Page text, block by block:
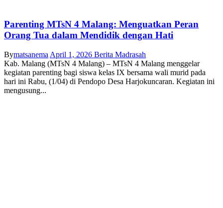
Parenting MTsN 4 Malang: Menguatkan Peran
Orang Tua dalam Mendidik dengan Hati
Bymatsanema April 1, 2026 Berita Madrasah
Kab. Malang (MTsN 4 Malang) – MTsN 4 Malang menggelar
kegiatan parenting bagi siswa kelas IX bersama wali murid pada
hari ini Rabu, (1/04) di Pendopo Desa Harjokuncaran. Kegiatan ini
mengusung...